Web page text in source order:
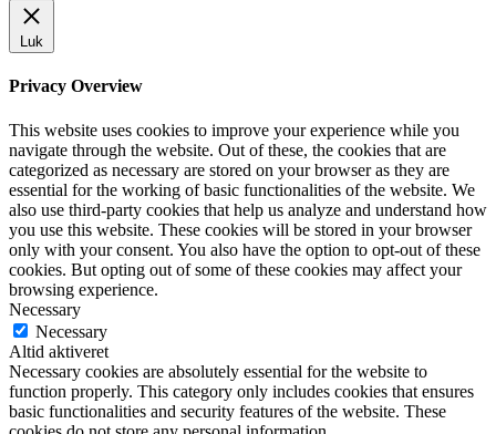
Luk
Privacy Overview
This website uses cookies to improve your experience while you
navigate through the website. Out of these, the cookies that are
categorized as necessary are stored on your browser as they are
essential for the working of basic functionalities of the website. We
also use third-party cookies that help us analyze and understand how
you use this website. These cookies will be stored in your browser
only with your consent. You also have the option to opt-out of these
cookies. But opting out of some of these cookies may affect your
browsing experience.
Necessary
Necessary
Altid aktiveret
Necessary cookies are absolutely essential for the website to
function properly. This category only includes cookies that ensures
basic functionalities and security features of the website. These